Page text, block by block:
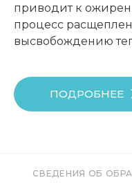
приводит к
процесс
высвобождению
ПОДРОБНЕЕ
СВЕДЕНИЯ ОБ